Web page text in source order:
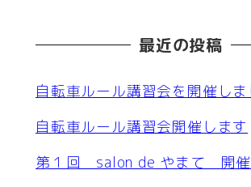
最近の投稿
自転車ルール講習会を開催しま
自転車ルール講習会開催します
第１回 salon de やまて 開催